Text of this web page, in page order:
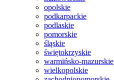
opolskie
podkarpackie
podlaskie
pomorskie
śląskie
świętokrzyskie
warmińsko-mazurskie
wielkopolskie